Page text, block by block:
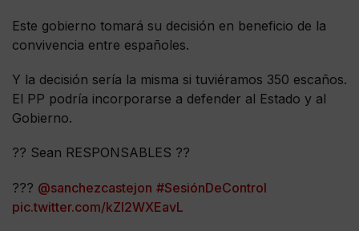
Este gobierno tomará su decisión en beneficio de la
convivencia entre españoles.
Y la decisión sería la misma si tuviéramos 350 escaños.
El PP podría incorporarse a defender al Estado y al
Gobierno.
?? Sean RESPONSABLES ??
??? @sanchezcastejon #SesiónDeControl
pic.twitter.com/kZl2WXEavL